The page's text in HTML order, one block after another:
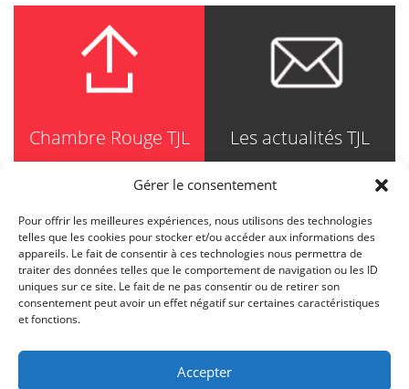
Gérer le consentement
Pour offrir les meilleures expériences, nous utilisons des technologies
telles que les cookies pour stocker et/ou accéder aux informations des
appareils. Le fait de consentir à ces technologies nous permettra de
traiter des données telles que le comportement de navigation ou les ID
uniques sur ce site. Le fait de ne pas consentir ou de retirer son
consentement peut avoir un effet négatif sur certaines caractéristiques
et fonctions.
Accepter
Chambre Rouge TJL Les actualités TJL
TRUDEL JOHNSTON & LESPÉRANCE
Avocats / Barristers & Solicitors
750, Côte de la Place d'Armes, Suite 90
Montréal (Quebec) H2Y 2X8
T514 871-8385
1-844-588-8385
info@tjl.quebec